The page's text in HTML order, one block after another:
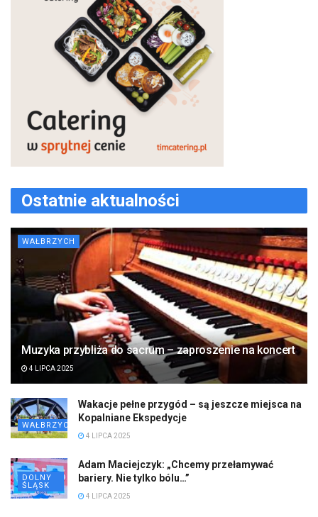
Ostatnie aktualności
WAŁBRZYCH
Muzyka przybliża do sacrum – zaproszenie na koncert
4 LIPCA 2025
WAŁBRZYCH
Wakacje pełne przygód – są jeszcze miejsca na
Kopalniane Ekspedycje
4 LIPCA 2025
DOLNY
ŚLĄSK
Adam Maciejczyk: „Chcemy przełamywać
bariery. Nie tylko bólu…”
4 LIPCA 2025